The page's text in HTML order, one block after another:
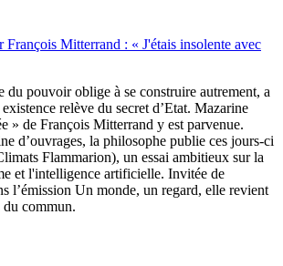
François Mitterrand : « J'étais insolente avec
du pouvoir oblige à se construire autrement, a
relève du secret d’Etat. Mazarine
» de François Mitterrand y est parvenue.
d’ouvrages, la philosophe publie ces jours-ci
Flammarion), un essai ambitieux sur la
et l'intelligence artificielle. Invitée de
l’émission Un monde, un regard, elle revient
du commun.